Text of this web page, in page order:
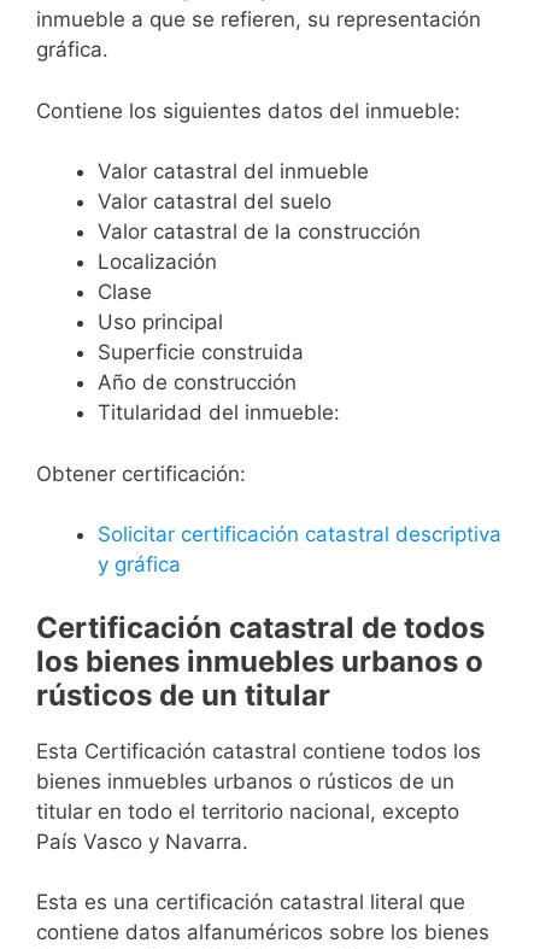
inmueble a que se refieren, su representación
gráfica.
Contiene los siguientes datos del inmueble:
Valor catastral del inmueble
Valor catastral del suelo
Valor catastral de la construcción
Localización
Clase
Uso principal
Superficie construida
Año de construcción
Titularidad del inmueble:
Obtener certificación:
Solicitar certificación catastral descriptiva
y gráfica
Certificación catastral de todos
los bienes inmuebles urbanos o
rústicos de un titular
Esta Certificación catastral contiene todos los
bienes inmuebles urbanos o rústicos de un
titular en todo el territorio nacional, excepto
País Vasco y Navarra.
Esta es una certificación catastral literal que
contiene datos alfanuméricos sobre los bienes